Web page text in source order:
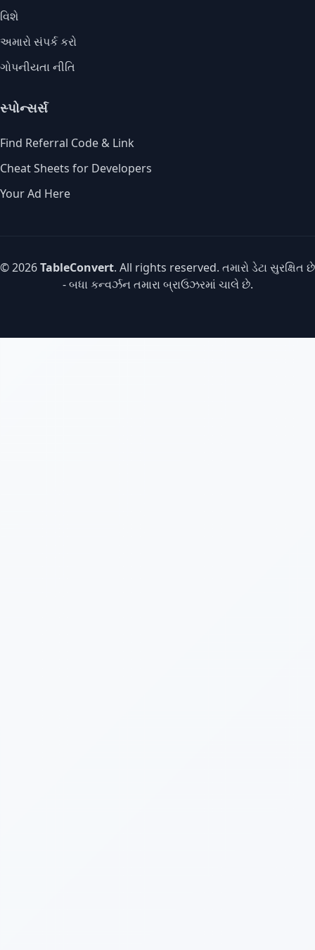
વિશે
અમારો સંપર્ક કરો
ગોપનીયતા નીતિ
સ્પોન્સર્સ
Find Referral Code & Link
Cheat Sheets for Developers
Your Ad Here
© 2026TableConvert. All rights reserved. તમારો ડેટા સુરક્ષિત છે
- બધા કન્વર્ઝન તમારા બ્રાઉઝરમાં ચાલે છે.